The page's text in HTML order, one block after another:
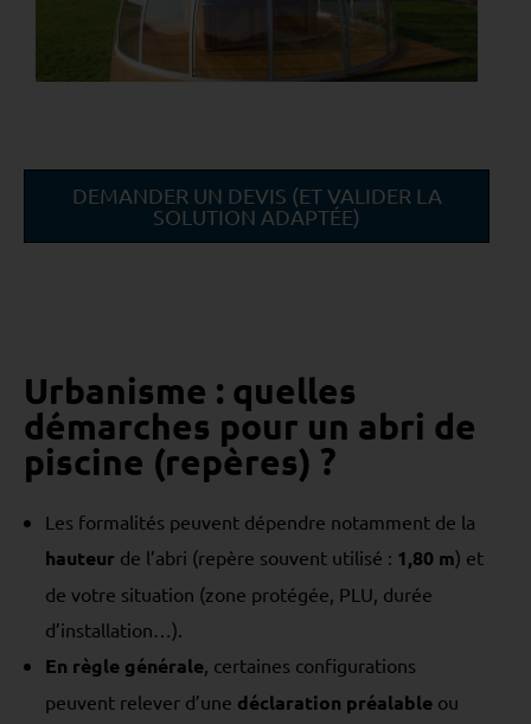
DEMANDER UN DEVIS (ET VALIDER LA
SOLUTION ADAPTÉE)
Urbanisme : quelles
démarches pour un abri de
piscine (repères) ?
Les formalités peuvent dépendre notamment de la
hauteur de l’abri (repère souvent utilisé : 1,80 m) et
de votre situation (zone protégée, PLU, durée
d’installation…).
En règle générale, certaines configurations
peuvent relever d’une déclaration préalableou